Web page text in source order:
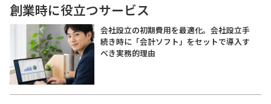
創業時に役立つサービス
会社設立の初期費用を最適化。会社設立手
続き時に「会計ソフト」をセットで導入す
べき実務的理由